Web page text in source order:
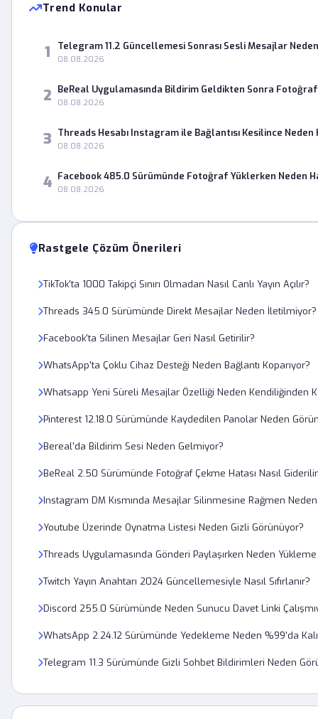
Trend Konular
1 Telegram 11.2 Güncellemesi Sonrası Sesli Mesajlar Neden
08.08.2026
2 BeReal Uygulamasında Bildirim Geldikten Sonra
08.08.2026
3 Threads Hesabı Instagram ile Bağlantısı Kesilince Neden
08.08.2026
4 Facebook 485.0 Sürümünde Fotoğraf Yüklerken Neden
08.08.2026
Rastgele Çözüm Önerileri
TikTok'ta 1000 Takipçi Sınırı Olmadan Nasıl Canlı Yayın Açılır?
Threads 345.0 Sürümünde Direkt Mesajlar Neden İletilmiyor?
Facebook'ta Silinen Mesajlar Geri Nasıl Getirilir?
WhatsApp'ta Çoklu Cihaz Desteği Neden Bağlantı Koparıyor?
Whatsapp Yeni Süreli Mesajlar Özelliği Neden Kendiliğinden
Pinterest 12.18.0 Sürümünde Kaydedilen Panolar Neden
Bereal'da Bildirim Sesi Neden Gelmiyor?
BeReal 2.50 Sürümünde Fotoğraf Çekme Hatası Nasıl
Instagram DM Kısmında Mesajlar Silinmesine Rağmen
Youtube Üzerinde Oynatma Listesi Neden Gizli Görünüyor?
Threads Uygulamasında Gönderi Paylaşırken Neden Yükleme
Twitch Yayın Anahtarı 2024 Güncellemesiyle Nasıl Sıfırlanır?
Discord 255.0 Sürümünde Neden Sunucu Davet Linki
WhatsApp 2.24.12 Sürümünde Yedekleme Neden %99'da
Telegram 11.3 Sürümünde Gizli Sohbet Bildirimleri Neden